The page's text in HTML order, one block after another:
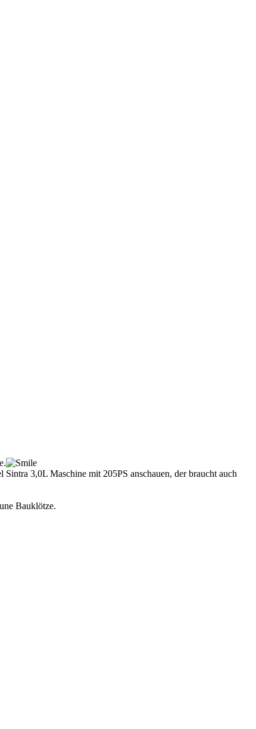
3,0L Maschine mit 205PS anschauen, der braucht auch
Bauklötze.